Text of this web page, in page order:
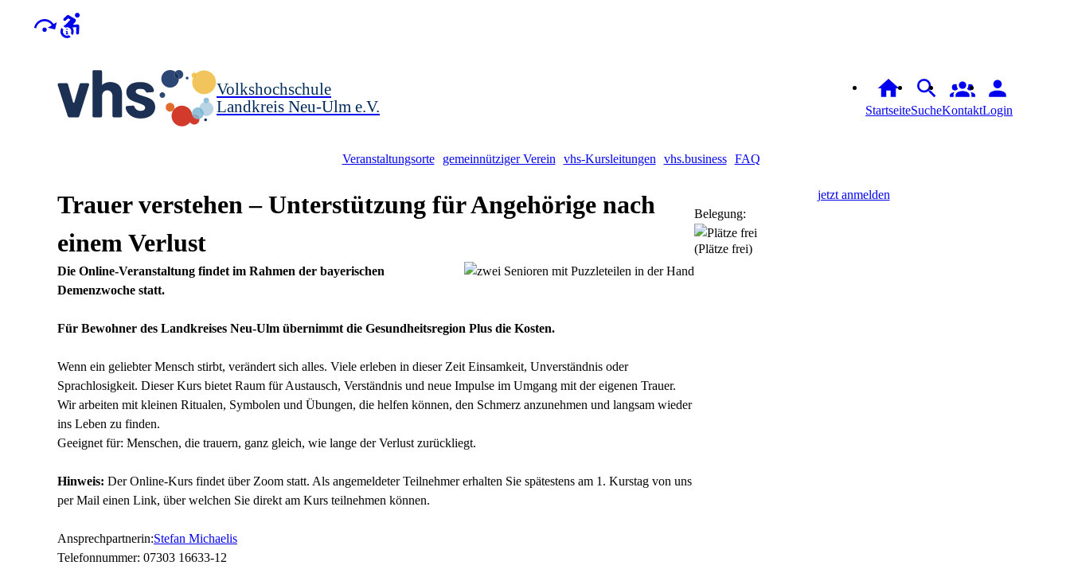
Volkshochschule
Landkreis Neu-Ulm e.V.
StartseiteSucheKontaktLogin
Veranstaltungsorte gemeinnütziger Verein vhs-Kursleitungen vhs.business FAQ
Trauer verstehen – Unterstützung für Angehörige nach
einem Verlust
Die Online-Veranstaltung findet im Rahmen der bayerischen
Demenzwoche statt.
Für Bewohner des Landkreises Neu-Ulm übernimmt die Gesundheitsregion Plus die Kosten.
Wenn ein geliebter Mensch stirbt, verändert sich alles. Viele erleben in dieser Zeit Einsamkeit, Unverständnis oder
Sprachlosigkeit. Dieser Kurs bietet Raum für Austausch, Verständnis und neue Impulse im Umgang mit der eigenen Trauer.
Wir arbeiten mit kleinen Ritualen, Symbolen und Übungen, die helfen können, den Schmerz anzunehmen und langsam wieder
ins Leben zu finden.
Geeignet für: Menschen, die trauern, ganz gleich, wie lange der Verlust zurückliegt.
Hinweis: Der Online-Kurs findet über Zoom statt. Als angemeldeter Teilnehmer erhalten Sie spätestens am 1. Kurstag von uns
per Mail einen Link, über welchen Sie direkt am Kurs teilnehmen können.
Ansprechpartnerin:Stefan Michaelis
Telefonnummer: 07303 16633-12
jetzt anmelden
Belegung:
(Plätze frei)